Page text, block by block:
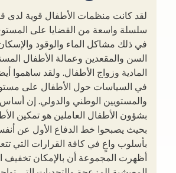
لقد كانت منظمات الأطفال قوية لدى
سلسلة واسعة من القضايا على
في ذلك مشاكل الماء والوقود والإسكان
السن والمقعدين وعمالة الأطفال
المادية وزواج الأطفال. ولقد ساهموا
في السياسات حول الأطفال على
والمستويين الوطني والدولي. إن
بشؤون الأطفال العاملين هو تمكين
بحيث يصبحوا خط الدفاع الأول عن
بأسلوب واعٍ في كافة القرارات التي
أظهرت المجموعة أن بالإمكان تخفيف